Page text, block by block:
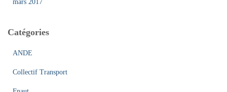
mars 2017
Catégories
ANDE
Collectif Transport